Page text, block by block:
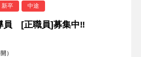
新卒 中途
員 [正職員]募集中‼
）